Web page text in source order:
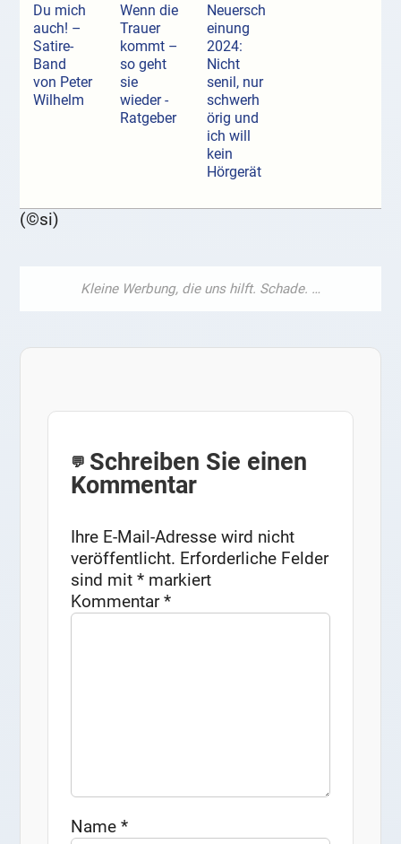
Du mich
auch! –
Satire-
Band
von Peter
Wilhelm
Wenn die
Trauer
kommt –
so geht
sie
wieder -
Ratgeber
Neuersch
einung
2024:
Nicht
senil, nur
schwerh
örig und
ich will
kein
Hörgerät
(©si)
Schreiben Sie einen
Kommentar
Ihre E-Mail-Adresse wird nicht
veröffentlicht. Erforderliche Felder
sind mit* markiert
Kommentar*
Name*